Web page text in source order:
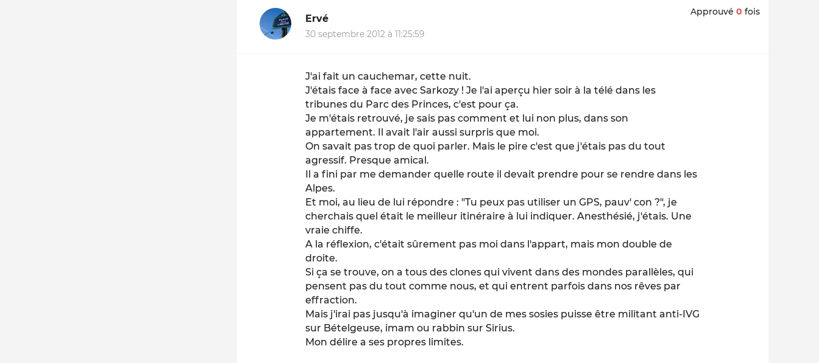
Ervé
30 septembre 2012 à 11:25:59
Approuvé 0 fois
J'ai fait un cauchemar, cette nuit.
J'étais face à face avec Sarkozy ! Je l'ai aperçu hier soir à la télé dans les
tribunes du Parc des Princes, c'est pour ça.
Je m'étais retrouvé, je sais pas comment et lui non plus, dans son
appartement. Il avait l'air aussi surpris que moi.
On savait pas trop de quoi parler. Mais le pire c'est que j'étais pas du tout
agressif. Presque amical.
Il a fini par me demander quelle route il devait prendre pour se rendre dans les
Alpes.
Et moi, au lieu de lui répondre : "Tu peux pas utiliser un GPS, pauv' con ?", je
cherchais quel était le meilleur itinéraire à lui indiquer. Anesthésié, j'étais. Une
vraie chiffe.
A la réflexion, c'était sûrement pas moi dans l'appart, mais mon double de
droite.
Si ça se trouve, on a tous des clones qui vivent dans des mondes parallèles, qui
pensent pas du tout comme nous, et qui entrent parfois dans nos rêves par
effraction.
Mais j'irai pas jusqu'à imaginer qu'un de mes sosies puisse être militant anti-IVG
sur Bételgeuse, imam ou rabbin sur Sirius.
Mon délire a ses propres limites.